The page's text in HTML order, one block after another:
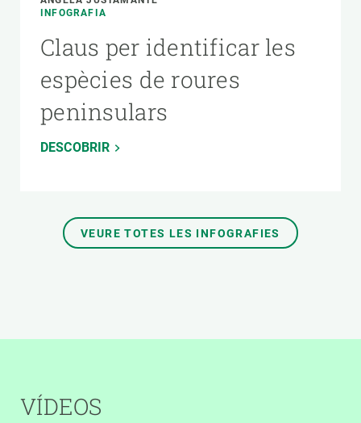
INFOGRAFIA
Claus per identificar les
espècies de roures
peninsulars
DESCOBRIR
VEURE TOTES LES INFOGRAFIES
VÍDEOS